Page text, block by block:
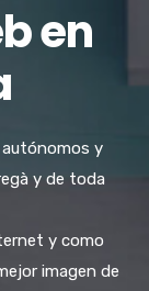
en
y
y de toda
y como
imagen de